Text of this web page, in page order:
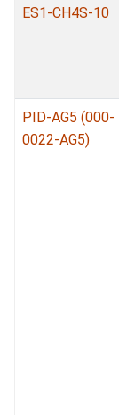
ES1-CH4S-10
PID-AG5 (000-
0022-AG5)